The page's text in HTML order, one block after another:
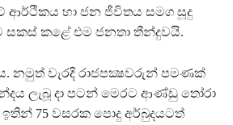
ආර්ථිකය හා ජන ජීවිතය සමග සූදු
සකස් කළේ එම ජනතා තීන්දුවයි.
නමුත් වැරදි රාජපක්‍ෂවරුන් පමණක්
ලැබූ දා පටන් මෙරට ආණ්ඩු තෝරා
75 වසරක පොදු අර්බුදයටත්